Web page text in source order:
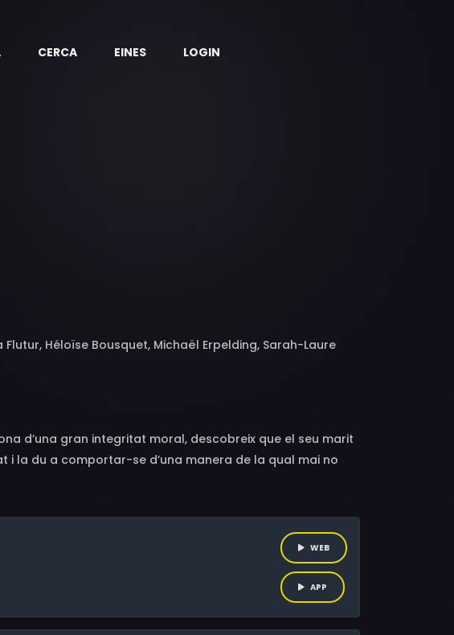
CERCA EINES LOGIN
Héloïse Bousquet, Michaël Erpelding, Sarah-Laure
Matona
d’una gran integritat moral, descobreix que el seu marit
i la du a comportar-se d’una manera de la qual mai no
WEB
APP